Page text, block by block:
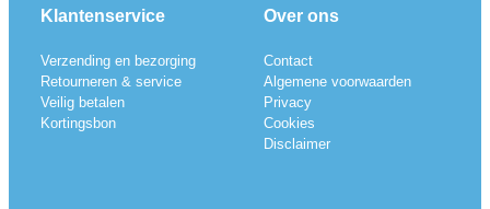
Klantenservice
Verzending en bezorging
Retourneren & service
Veilig betalen
Kortingsbon
Over ons
Contact
Algemene voorwaarden
Privacy
Cookies
Disclaimer